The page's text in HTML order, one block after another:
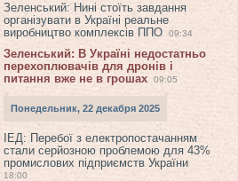
Зеленський: Нині стоїть завдання
організувати в Україні реальне
виробництво комплексів ППО
09:34
Зеленський: В Україні недостатньо
перехоплювачів для дронів і
питання вже не в грошах
09:05
Понедельник, 22 декабря 2025
ІЕД: Перебої з електропостачанням
стали серйозною проблемою для 43%
промислових підприємств України
18:00